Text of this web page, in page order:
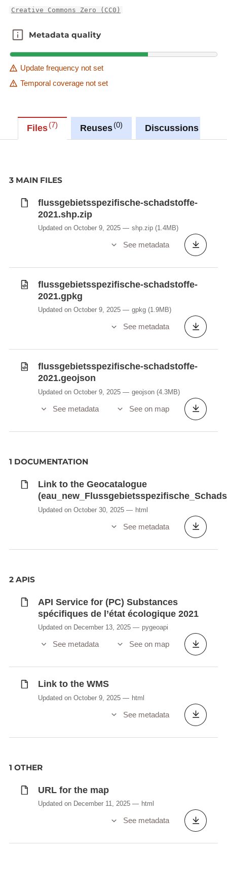
Creative Commons Zero (CC0)
Metadata quality
Metadata quality
Update frequency not set
Temporal coverage not set
Files 7 Reuses 0 Discussions
3 MAIN FILES
flussgebietsspezifische-schadstoffe-
2021.shp.zip
Updated on October 9, 2025 shp.zip (1.4MB)
See metadata
flussgebietsspezifische-schadstoffe-
2021.gpkg
Updated on October 9, 2025 gpkg (1.9MB)
See metadata
flussgebietsspezifische-schadstoffe-
2021.geojson
Updated on October 9, 2025 geojson (4.3MB)
See metadata See on map
1 DOCUMENTATION
Link to the Geocatalogue
Updated on October 30, 2025 html
See metadata
2 APIS
API Service for (PC) Substances
spécifiques de l’état écologique 2021
Updated on December 13, 2025 pygeoapi
See metadata See on map
Link to the WMS
Updated on October 9, 2025 html
See metadata
1 OTHER
URL for the map
Updated on December 11, 2025 html
See metadata